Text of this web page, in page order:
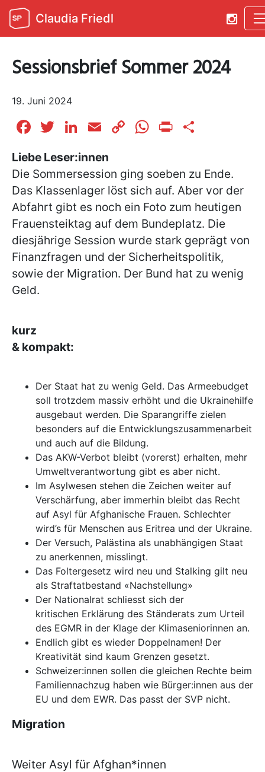
Claudia Friedl
Sessionsbrief Sommer 2024
19. Juni 2024
Facebook
Twitter
LinkedIn
EmailCopyWhatsApp
Print
Liebe Leser:innen
Die Sommersession ging soeben zu Ende.
Das Klassenlager löst sich auf. Aber vor der
Abfahrt gibt es noch ein Foto zum heutigen
Frauensteiktag auf dem Bundeplatz. Die
diesjährige Session wurde stark geprägt von
Finanzfragen und der Sicherheitspolitik,
sowie der Migration. Der Bund hat zu wenig
Geld.
kurz
&
Der Staat hat zu wenig Geld. Das Armeebudget
soll trotzdem massiv erhöht und die Ukrainehilfe
ausgebaut werden. Die Sparangriffe zielen
besonders auf die Entwicklungszusammenarbeit
und auch auf die Bildung.
Das AKW-Verbot bleibt (vorerst) erhalten, mehr
Umweltverantwortung gibt es aber nicht.
Im Asylwesen stehen die Zeichen weiter auf
Verschärfung, aber immerhin bleibt das Recht
auf Asyl für Afghanische Frauen. Schlechter
wird’s für Menschen aus Eritrea und der Ukraine.
Der Versuch, Palästina als unabhängigen Staat
zu anerkennen, misslingt.
Das Foltergesetz wird neu und Stalking gilt neu
als Straftatbestand «Nachstellung»
Der Nationalrat schliesst sich der
kritischen Erklärung des Ständerats zum Urteil
des EGMR in der Klage der Klimaseniorinnen an.
Endlich gibt es wieder Doppelnamen! Der
Kreativität sind kaum Grenzen gesetzt.
Schweizer:innen sollen die gleichen Rechte beim
Familiennachzug haben wie Bürger:innen aus der
EU und dem EWR. Das passt der SVP nicht.
Migration
Weiter Asyl für Afghan*innen